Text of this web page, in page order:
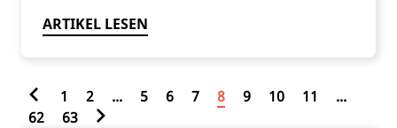
ARTIKEL LESEN
1 2 ... 5 6 7 8 9 10 11
...
62
63